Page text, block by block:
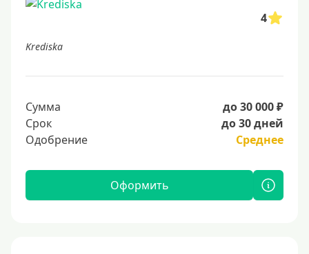
4
Krediska
Сумма
до 30 000 ₽
Срок
до 30 дней
Одобрение
Среднее
Оформить